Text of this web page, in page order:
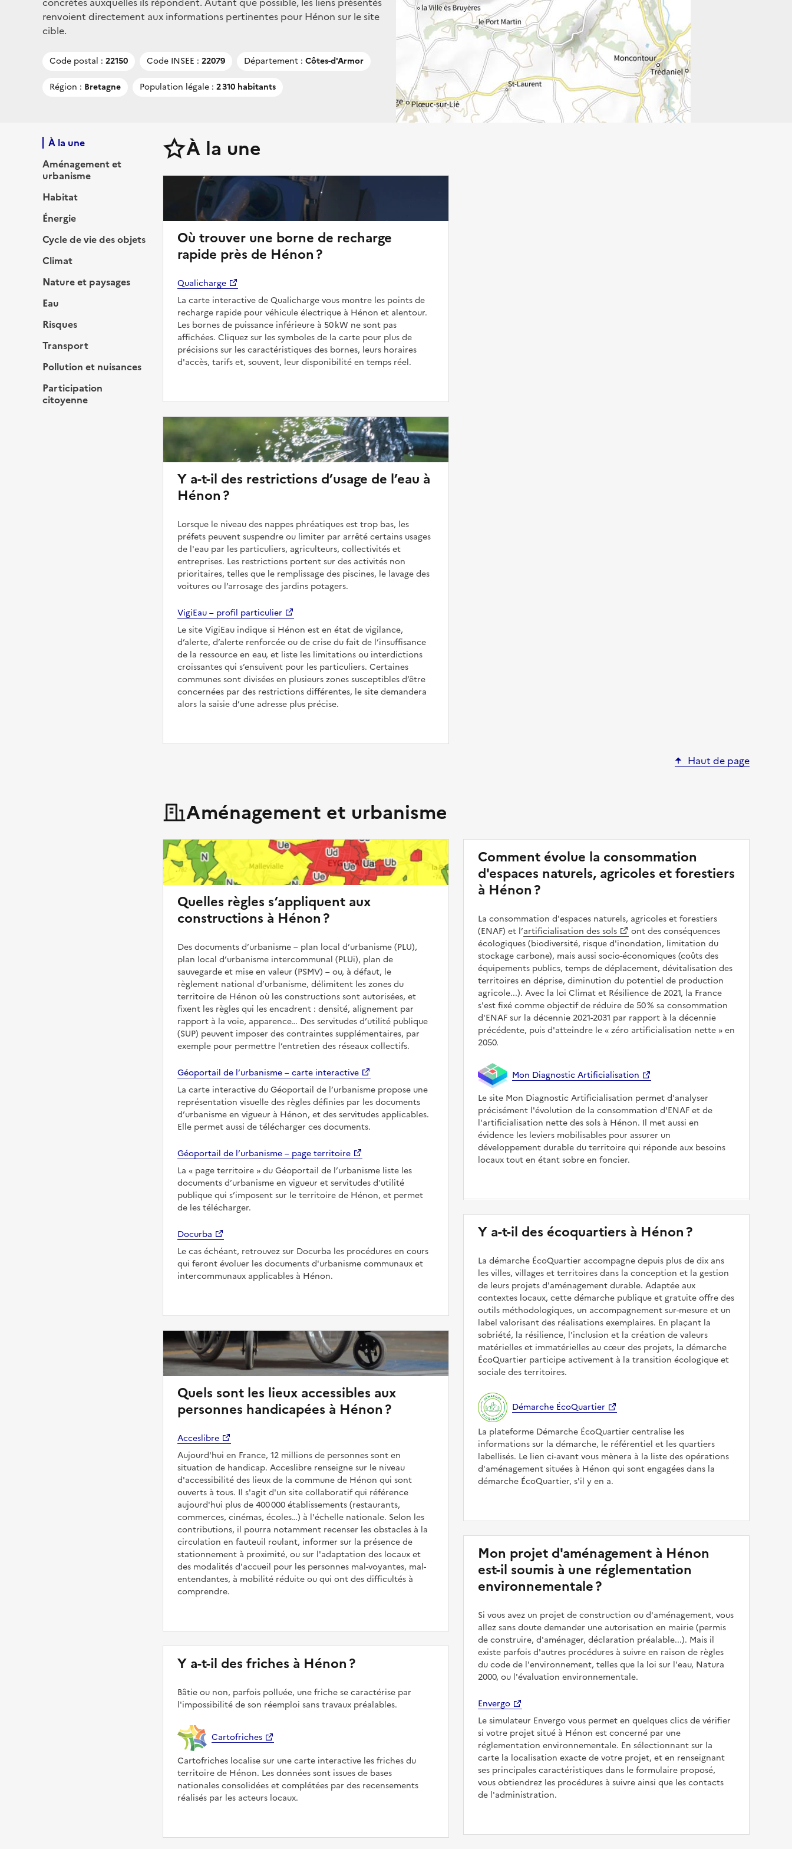
renvoient directement aux informations pertinentes pour Hénon sur le site
cible.
Code postal : 22150 Code INSEE : 22079 Département : Côtes-d'Armor
Région : Bretagne Population légale : 2 310 habitants
À la une
Aménagement et
urbanisme
Habitat
Énergie
Cycle de vie des objets
Climat
Nature et paysages
Eau
Risques
Transport
Pollution et nuisances
Participation
citoyenne
À la une
Où trouver une borne de recharge
rapide près de Hénon ?
Qualicharge
La carte interactive de Qualicharge vous montre les points de
recharge rapide pour véhicule électrique à Hénon et alentour.
Les bornes de puissance inférieure à 50 kW ne sont pas
affichées. Cliquez sur les symboles de la carte pour plus de
précisions sur les caractéristiques des bornes, leurs horaires
d'accès, tarifs et, souvent, leur disponibilité en temps réel.
Y a-t-il des restrictions d’usage de l’eau à
Hénon ?
Lorsque le niveau des nappes phréatiques est trop bas, les
préfets peuvent suspendre ou limiter par arrêté certains usages
de l'eau par les particuliers, agriculteurs, collectivités et
entreprises. Les restrictions portent sur des activités non
prioritaires, telles que le remplissage des piscines, le lavage des
voitures ou l’arrosage des jardins potagers.
VigiEau – profil particulier
Le site VigiEau indique si Hénon est en état de vigilance,
d’alerte, d’alerte renforcée ou de crise du fait de l’insuffisance
de la ressource en eau, et liste les limitations ou interdictions
croissantes qui s’ensuivent pour les particuliers. Certaines
communes sont divisées en plusieurs zones susceptibles d’être
concernées par des restrictions différentes, le site demandera
alors la saisie d’une adresse plus précise.
Haut de page
Aménagement et urbanisme
Quelles règles s’appliquent aux
constructions à Hénon ?
Des documents d’urbanisme – plan local d’urbanisme (PLU),
plan local d’urbanisme intercommunal (PLUi), plan de
sauvegarde et mise en valeur (PSMV) – ou, à défaut, le
règlement national d’urbanisme, délimitent les zones du
territoire de Hénon où les constructions sont autorisées, et
fixent les règles qui les encadrent : densité, alignement par
rapport à la voie, apparence… Des servitudes d’utilité publique
(SUP) peuvent imposer des contraintes supplémentaires, par
exemple pour permettre l’entretien des réseaux collectifs.
Géoportail de l’urbanisme – carte interactive
La carte interactive du Géoportail de l’urbanisme propose une
représentation visuelle des règles définies par les documents
d’urbanisme en vigueur à Hénon, et des servitudes applicables.
Elle permet aussi de télécharger ces documents.
Géoportail de l’urbanisme – page territoire
La
page territoire
du Géoportail de l’urbanisme liste les
documents d’urbanisme en vigueur et servitudes d’utilité
publique qui s’imposent sur le territoire de Hénon, et permet
de les télécharger.
Docurba
Le cas échéant, retrouvez sur Docurba les procédures en cours
qui feront évoluer les documents d'urbanisme communaux et
intercommunaux applicables à Hénon.
Quels sont les lieux accessibles aux
personnes handicapées à Hénon ?
Acceslibre
Aujourd'hui en France, 12 millions de personnes sont en
situation de handicap. Acceslibre renseigne sur le niveau
d'accessibilité des lieux de la commune de Hénon qui sont
ouverts à tous. Il s'agit d'un site collaboratif qui référence
aujourd'hui plus de 400 000 établissements (restaurants,
commerces, cinémas, écoles…) à l'échelle nationale. Selon les
contributions, il pourra notamment recenser les obstacles à la
circulation en fauteuil roulant, informer sur la présence de
stationnement à proximité, ou sur l'adaptation des locaux et
des modalités d'accueil pour les personnes mal-voyantes, mal-
entendantes, à mobilité réduite ou qui ont des difficultés à
comprendre.
Y a-t-il des friches à Hénon ?
Bâtie ou non, parfois polluée, une friche se caractérise par
l'impossibilité de son réemploi sans travaux préalables.
Cartofriches
Cartofriches localise sur une carte interactive les friches du
territoire de Hénon. Les données sont issues de bases
nationales consolidées et complétées par des recensements
réalisés par les acteurs locaux.
Comment évolue la consommation
d'espaces naturels, agricoles et forestiers
à Hénon ?
La consommation d'espaces naturels, agricoles et forestiers
(ENAF) et l’artificialisation des sols
ont des conséquences
écologiques (biodiversité, risque d'inondation, limitation du
stockage carbone), mais aussi socio-économiques (coûts des
équipements publics, temps de déplacement, dévitalisation des
territoires en déprise, diminution du potentiel de production
agricole...). Avec la loi Climat et Résilience de 2021, la France
s'est fixé comme objectif de réduire de 50 % sa consommation
d'ENAF sur la décennie 2021-2031 par rapport à la décennie
précédente, puis d'atteindre le zéro artificialisation nette en
2050.
Mon Diagnostic Artificialisation
Le site Mon Diagnostic Artificialisation permet d'analyser
précisément l'évolution de la consommation d'ENAF et de
l'artificialisation nette des sols à Hénon. Il met aussi en
évidence les leviers mobilisables pour assurer un
développement durable du territoire qui réponde aux besoins
locaux tout en étant sobre en foncier.
Y a-t-il des écoquartiers à Hénon ?
La démarche ÉcoQuartier accompagne depuis plus de dix ans
les villes, villages et territoires dans la conception et la gestion
de leurs projets d'aménagement durable. Adaptée aux
contextes locaux, cette démarche publique et gratuite offre des
outils méthodologiques, un accompagnement sur-mesure et un
label valorisant des réalisations exemplaires. En plaçant la
sobriété, la résilience, l'inclusion et la création de valeurs
matérielles et immatérielles au cœur des projets, la démarche
ÉcoQuartier participe activement à la transition écologique et
sociale des territoires.
Démarche ÉcoQuartier
La plateforme Démarche ÉcoQuartier centralise les
informations sur la démarche, le référentiel et les quartiers
labellisés. Le lien ci-avant vous mènera à la liste des opérations
d'aménagement situées à Hénon qui sont engagées dans la
démarche ÉcoQuartier, s'il y en a.
Mon projet d'aménagement à Hénon
est-il soumis à une réglementation
environnementale ?
Si vous avez un projet de construction ou d'aménagement, vous
allez sans doute demander une autorisation en mairie (permis
de construire, d'aménager, déclaration préalable...). Mais il
existe parfois d'autres procédures à suivre en raison de règles
du code de l'environnement, telles que la loi sur l'eau, Natura
2000, ou l'évaluation environnementale.
Envergo
Le simulateur Envergo vous permet en quelques clics de vérifier
si votre projet situé à Hénon est concerné par une
réglementation environnementale. En sélectionnant sur la
carte la localisation exacte de votre projet, et en renseignant
ses principales caractéristiques dans le formulaire proposé,
vous obtiendrez les procédures à suivre ainsi que les contacts
de l'administration.